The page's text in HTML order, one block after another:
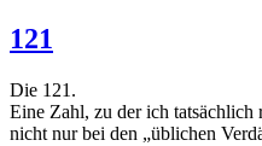
121
Die 121.
Eine Zahl, zu der ich
nicht nur bei den „üblichen